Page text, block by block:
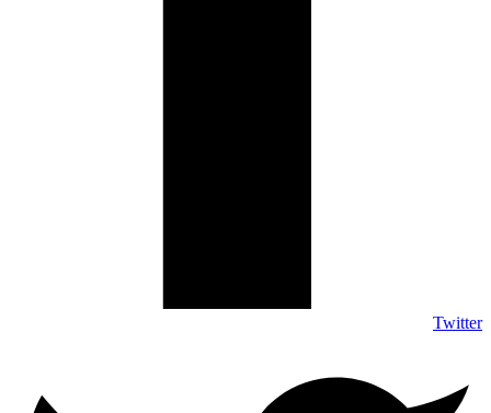
Twitter